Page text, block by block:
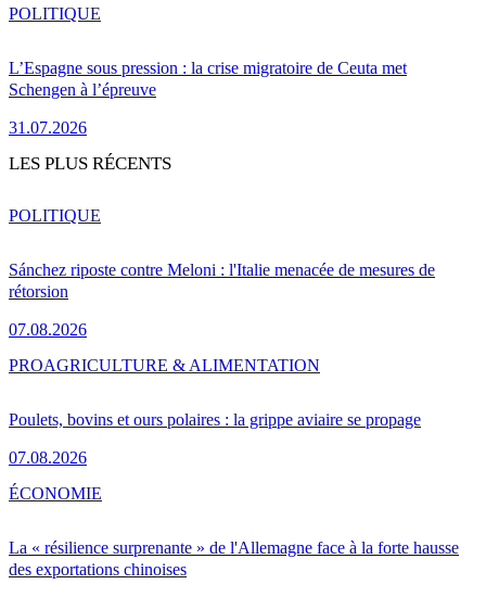
L’Espagne sous pression : la crise migratoire de Ceuta met
Schengen à l’épreuve
31.07.2026
POLITIQUE
LES PLUS RÉCENTS
Sánchez riposte contre Meloni : l'Italie menacée de mesures de
rétorsion
07.08.2026
POLITIQUE
Poulets, bovins et ours polaires : la grippe aviaire se propage
07.08.2026
PROAGRICULTURE & ALIMENTATION
La « résilience surprenante » de l'Allemagne face à la forte hausse
des exportations chinoises
ÉCONOMIE